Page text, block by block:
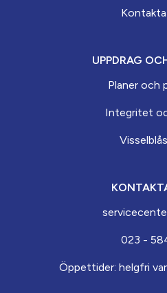
UPPDRAG
Planer och
Integritet
023 -
Öppettider: helgfri